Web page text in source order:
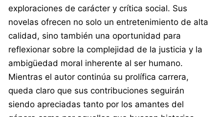
exploraciones de carácter y crítica social. Sus
novelas ofrecen no solo un entretenimiento de alta
calidad, sino también una oportunidad para
reflexionar sobre la complejidad de la justicia y la
ambigüedad moral inherente al ser humano.
Mientras el autor continúa su prolífica carrera,
queda claro que sus contribuciones seguirán
siendo apreciadas tanto por los amantes del